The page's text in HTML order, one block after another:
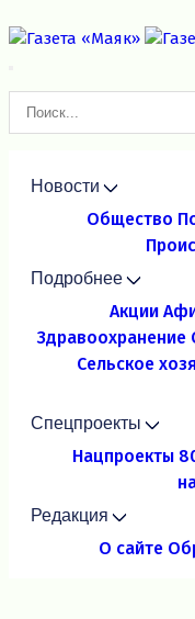
Новости
Общество
Подробнее
Акции
Здравоохранение
Сельское
Спецпроекты
Нацпроекты
Редакция
О сайте